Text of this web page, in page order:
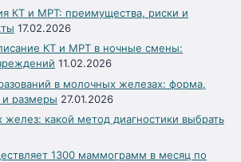
КТ и МРТ: преимущества, риски и
17.02.2026
КТ и МРТ в ночные смены:
11.02.2026
в молочных железах: форма,
и размеры 27.01.2026
какой метод диагностики выбрать
1300 маммограмм в месяц по